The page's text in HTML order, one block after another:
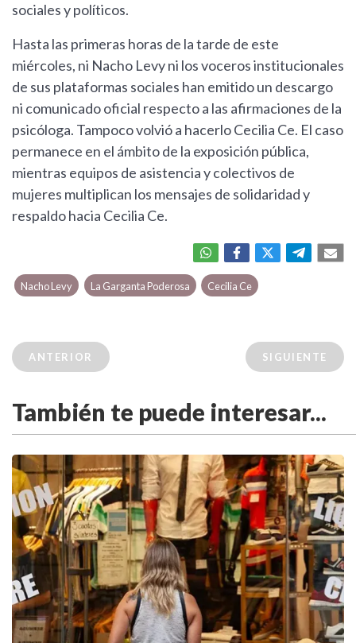
sociales y políticos.
Hasta las primeras horas de la tarde de este
miércoles, ni Nacho Levy ni los voceros institucionales
de sus plataformas sociales han emitido un descargo
ni comunicado oficial respecto a las afirmaciones de la
psicóloga. Tampoco volvió a hacerlo Cecilia Ce. El caso
permanece en el ámbito de la exposición pública,
mientras equipos de asistencia y colectivos de
mujeres multiplican los mensajes de solidaridad y
respaldo hacia Cecilia Ce.
Nacho Levy La Garganta Poderosa Cecilia Ce
ANTERIOR SIGUIENTE
También te puede interesar...